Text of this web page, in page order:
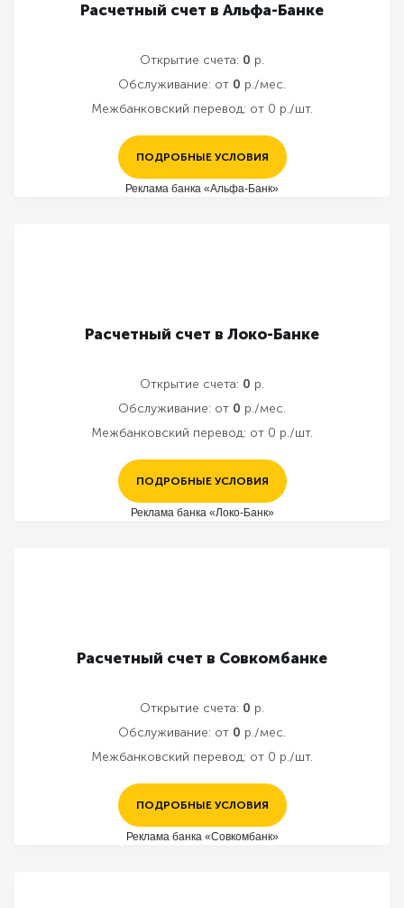
Расчетный счет в Альфа-Банке
Открытие счета: 0 р.
Обслуживание: от 0 р./мес.
Межбанковский перевод: от 0 р./шт.
ПОДРОБНЫЕ УСЛОВИЯ
Реклама банка «Альфа-Банк»
Расчетный счет в Локо-Банке
Открытие счета: 0 р.
Обслуживание: от 0 р./мес.
Межбанковский перевод: от 0 р./шт.
ПОДРОБНЫЕ УСЛОВИЯ
Реклама банка «Локо-Банк»
Расчетный счет в Совкомбанке
Открытие счета: 0 р.
Обслуживание: от 0 р./мес.
Межбанковский перевод: от 0 р./шт.
ПОДРОБНЫЕ УСЛОВИЯ
Реклама банка «Совкомбанк»